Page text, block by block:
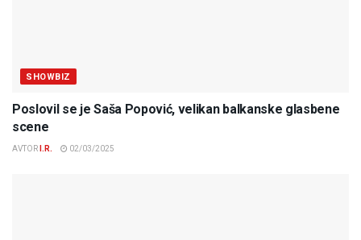
SHOWBIZ
Poslovil se je Saša Popović, velikan balkanske glasbene
scene
AVTOR I.R. 02/03/2025